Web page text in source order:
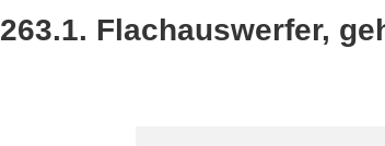
263.1. Flachauswerfer,